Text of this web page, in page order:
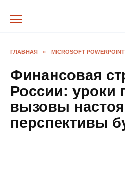
ГЛАВНАЯ » MICROSOFT POWERPOINT
Финансовая
России: уроки
вызовы
перспективы